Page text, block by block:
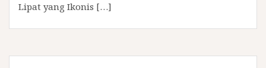
Lipat yang Ikonis […]